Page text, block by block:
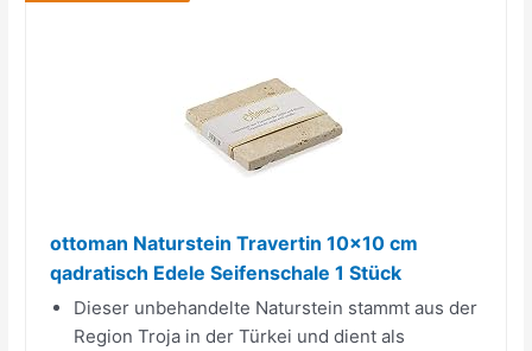
ottoman Naturstein Travertin 10x10 cm
qadratisch Edele Seifenschale 1 Stück
Dieser unbehandelte Naturstein stammt aus der
Region Troja in der Türkei und dient als